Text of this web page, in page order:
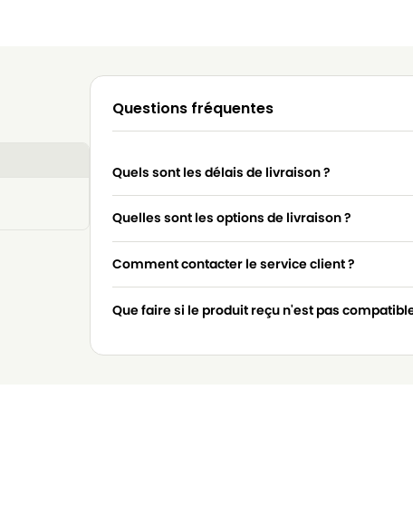
Questions fréquentes
Quels sont les délais de livraison ?
Quelles sont les options de livraison ?
Comment contacter le service client ?
Que faire si le produit reçu n'est pas